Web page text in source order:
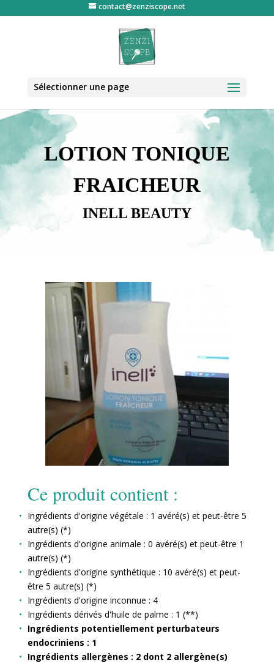
contact@zenziscope.net
Sélectionner une page
LOTION TONIQUE
FRAICHEUR
INELL BEAUTY
Ce produit contient :
Ingrédients d'origine végétale : 1 avéré(s) et peut-être 5
autre(s) (*)
Ingrédients d'origine animale : 0 avéré(s) et peut-être 1
autre(s) (*)
Ingrédients d'origine synthétique : 10 avéré(s) et peut-
être 5 autre(s) (*)
Ingrédients d'origine inconnue : 4
Ingrédients dérivés d'huile de palme : 1 (**)
Ingrédients potentiellement perturbateurs
endocriniens : 1
Ingrédients allergènes : 2 dont 2 allergène(s)